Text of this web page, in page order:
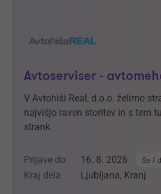
Avtoserviser -
V Avtohiši Real, d.o.o. želimo
najvišjo raven storitev in s tem
strank.
Prijave do 16. 8. 2026 Še 7
Kraj dela Ljubljana, Kranj